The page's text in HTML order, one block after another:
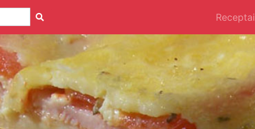
Receptai